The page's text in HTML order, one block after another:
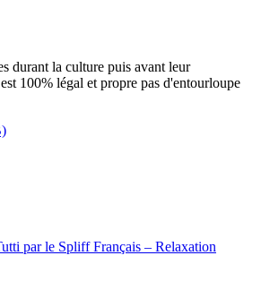
durant la culture puis avant leur
100% légal et propre pas d'entourloupe